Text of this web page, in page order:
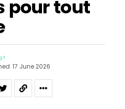
pour tout
!
17 June 2026